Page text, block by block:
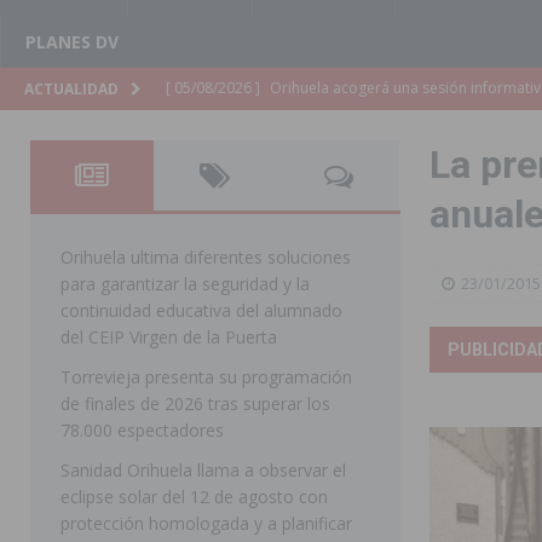
PLANES DV
ACTUALIDAD [ 05/08/2026 ] La Generalitat adjudica el contrato
[ 05/08/2026 ]
Pilar de la Horadada celebra una
DE LA HORADADA
[ 05/08/2026 ] San Miguel de Salinas acogerá el
MIGUEL DE SALINAS
[ 05/08/2026 ] Quince años compartiendo la pasión
[ 05/08/2026 ] La Guardia Civil detiene a un hombre
TORREVIEJA
El Hospital Vega Baja disminuye
ORIHUELA
La
23/01/2015
Orihuela ultima diferentes soluciones
para garantizar la seguridad y la
continuidad educativa del alumnado
del CEIP Virgen de la Puerta
Torrevieja presenta su programación
de finales de 2026 tras superar los
78.000 espectadores
Sanidad Orihuela llama a observar el
eclipse solar del 12 de agosto con
protección homologada y a planificar